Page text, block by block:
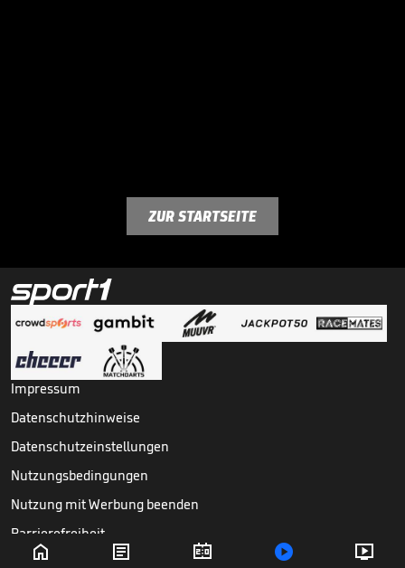
    
ZUR STARTSEITE
Impressum
Datenschutzhinweise
Datenschutzeinstellungen
Nutzungsbedingungen
Nutzung mit Werbung beenden
Barrierefreiheit
Copyright © Sport1 GmbH. Alle Rechte vorbehalten.